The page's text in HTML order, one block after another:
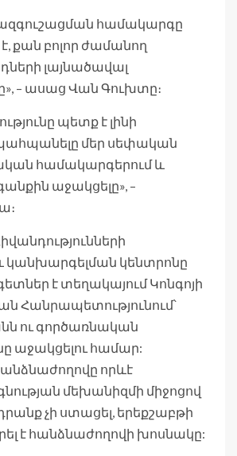
համակարգը
քան բոլոր ժամանող
լայնածավալ
– ասաց Վան Գուխտը։
պետք է լինի
պահպանելը մեր սեփական
համակարգերում և
աջակցելը», –
կանխարգելման կենտրոնը
է տեղակայում Կոնգոյի
​​Հանրապետությունում՝
ու գործառնական
աջակցելու համար:
որևէ
մեխանիզմի միջոցով
չի ստացել, երեքշաբթի
է հանձնաժողովի խոսնակը: